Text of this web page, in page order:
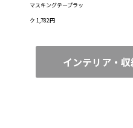
マスキングテープラッ
ク 1,782円
インテリア・